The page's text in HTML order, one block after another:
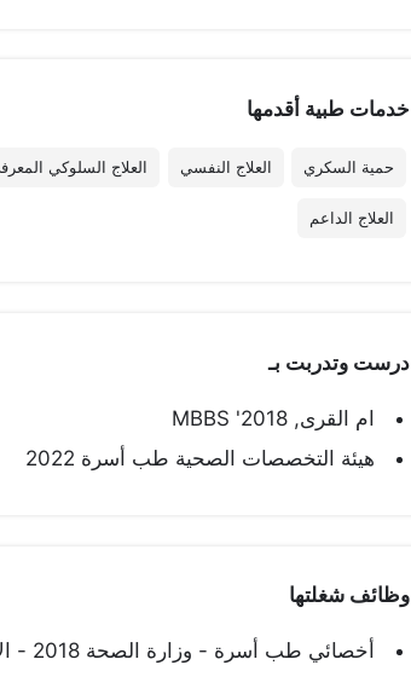
خدمات طبية أقدمها
حمية السكري العلاج النفسي العلاج السلوكي
العلاج الداعم
درست وتدربت بـ
ام القرى, MBBS '2018
هيئة التخصصات الصحية طب أسرة 2022
وظائف شغلتها
أخصائي طب أسرة - وزارة الصحة 2018 - الان